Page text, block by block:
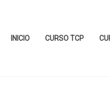
INICIO CURSO TCP